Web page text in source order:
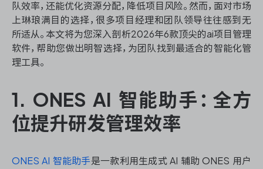
IPD 研发管理
ASPICE 研发管理
ONES 资讯
队效率，还能优化资源分配，降低项目风险。然而，面对市场
上琳琅满目的选择，很多项目经理和团队领导往往感到无
所适从。本文将为您深入剖析2026年6款顶尖的ai项目管理
软件，帮助您做出明智选择，为团队找到最适合的智能化管
理工具。
1. ONES AI 智能助手：全方
位提升研发管理效率
ONES AI 智能助手是一款利用生成式 AI 辅助 ONES 用户